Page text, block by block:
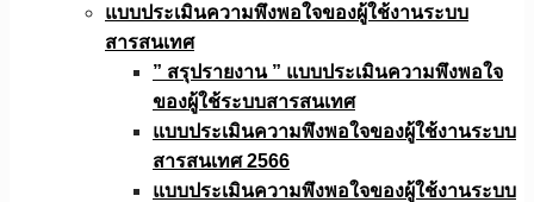
แบบประเมินความพึงพอใจของผู้ใช้งานระบบ
สารสนเทศ
” สรุปรายงาน ” แบบประเมินความพึงพอใจ
ของผู้ใช้ระบบสารสนเทศ
แบบประเมินความพึงพอใจของผู้ใช้งานระบบ
สารสนเทศ 2566
แบบประเมินความพึงพอใจของผู้ใช้งานระบบ